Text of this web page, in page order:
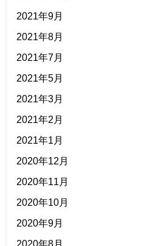
2021年9月
2021年8月
2021年7月
2021年5月
2021年3月
2021年2月
2021年1月
2020年12月
2020年11月
2020年10月
2020年9月
2020年8月